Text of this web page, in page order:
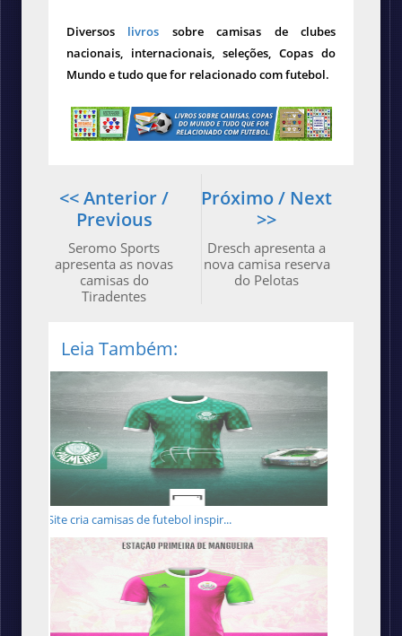
Diversos livros sobre camisas de clubes
nacionais, internacionais, seleções, Copas do
Mundo e tudo que for relacionado com futebol.
Próximo / Next
>>
Dresch apresenta a
nova camisa reserva
do Pelotas
<< Anterior /
Previous
Seromo Sports
apresenta as novas
camisas do
Tiradentes
Leia Também:
Site cria camisas de futebol inspir...